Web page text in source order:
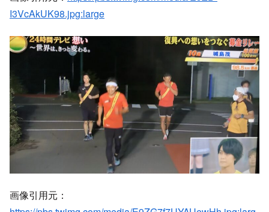
I3VcAkUK98.jpg:large
画像引用元：